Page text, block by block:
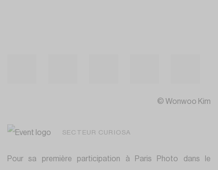
© Wonwoo Kim
SECTEUR CURIOSA
Pour sa première participation à Paris Photo dans le